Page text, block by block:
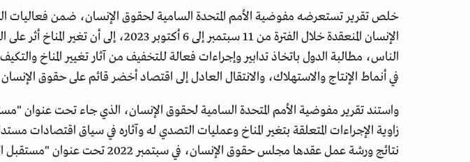
الإنسان المنعقدة خلال الفترة من 11 سبتمبر إلى 6 أكتوبر
الناس، مطالبة الدول باتخاذ تدابير وإجراءات فعالة للتخفيف من آثار تغيير المناخ
في أنماط الإنتاج والاستهلاك، والانتقال العادل إلى اقتصاد أخضر قائم على حقوق
واستند تقرير مفوضية الأمم المتحدة السامية لحقوق الإنسان، الذي جاء تحت عنوان
زاوية الإجراءات المتعلقة بتغير المناخ وعمليات التصدي له وآثاره في سياق اقتصادات
نتائج ورشة عمل عقدها مجلس حقوق الإنسان، في